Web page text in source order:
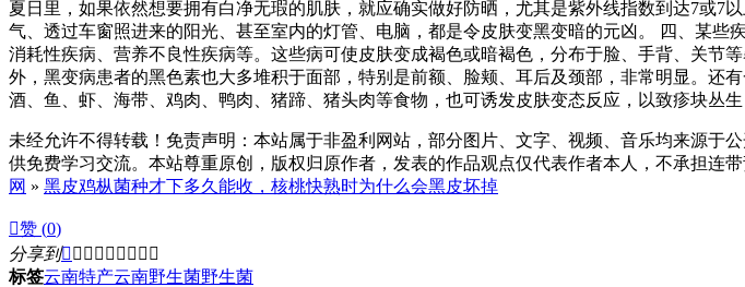
夏日里，如果依然想要拥有白净无瑕的肌肤，就应确实做好防晒，尤其是紫外线指数到达7或
气、透过车窗照进来的阳光、甚至室内的灯管、电脑，都是令皮肤变黑变暗的元凶。 四、某
消耗性疾病、营养不良性疾病等。这些病可使皮肤变成褐色或暗褐色，分布于脸、手背、关
外，黑变病患者的黑色素也大多堆积于面部，特别是前额、脸颊、耳后及颈部，非常明显。还
酒、鱼、虾、海带、鸡肉、鸭肉、猪蹄、猪头肉等食物，也可诱发皮肤变态反应，以致疹块丛生
未经允许不得转载！免责声明：本站属于非盈利网站，部分图片、文字、视频、音乐均来源
供免费学习交流。本站尊重原创，版权归原作者，发表的作品观点仅代表作者本人，不承担连
网 » 黑皮鸡枞菌种才下多久能收，核桃快熟时为什么会黑皮坏掉
赞 (0)
分享到        
标签云南特产云南野生菌野生菌